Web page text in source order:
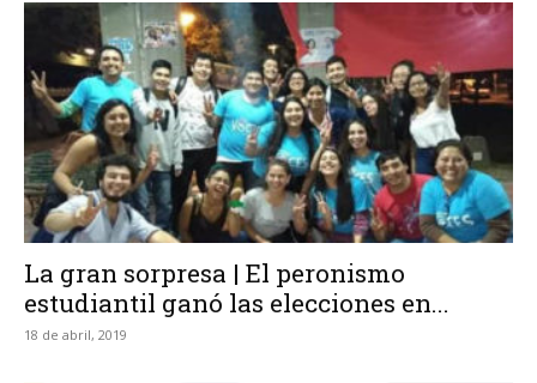
La gran sorpresa | El peronismo
estudiantil ganó las elecciones en...
18 de abril, 2019